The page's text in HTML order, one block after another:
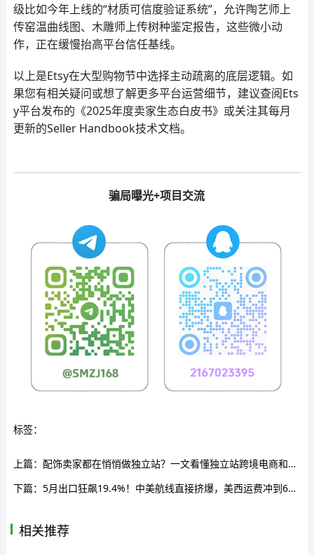
级比如今年上线的“材质可信度验证系统”，允许陶艺师上
传窑温曲线图、木雕师上传树种鉴定报告，这些微小动
作，正在缓慢抬高平台信任基线。
以上是Etsy在大型购物节中选择主动疏离的底层逻辑。如
果您有相关疑问或想了解更多平台运营细节，建议查阅Ets
y平台发布的《2025年度卖家生态白皮书》或关注其每月
更新的Seller Handbook技术文档。
骗局曝光+项目交流
标签：
上篇： 配饰卖家都在悄悄做独立站？一文看懂独立站跨境电商和自建站实操逻辑
下篇： 5月出口狂飙19.4%！中美航线直接挤爆，美西运费冲到6300美元关口
相关推荐